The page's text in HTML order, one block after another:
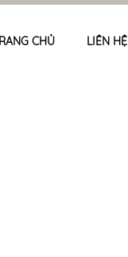
CHỦ LIÊN HỆ